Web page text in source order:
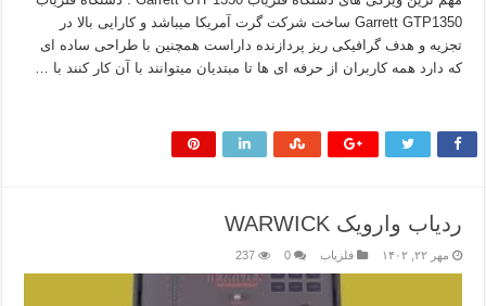
Garrett GTP1350 ساخت شرکت گرت آمریکا میباشد و کارایی بالا در
تجزیه و هدف گرافیکی ریز پردازنده داراست همچنین با طراحی ساده ای
که دارد همه کاربران از حرفه ای ها تا مبتدیان میتوانند با آن کار کنند با …
ردیاب وارویک WARWICK
مهر ۲۲, ۱۴۰۲ فلزیاب 0
237